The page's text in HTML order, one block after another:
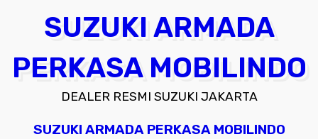
SUZUKI ARMADA
PERKASA MOBILINDO
DEALER RESMI SUZUKI JAKARTA
SUZUKI ARMADA PERKASA MOBILINDO